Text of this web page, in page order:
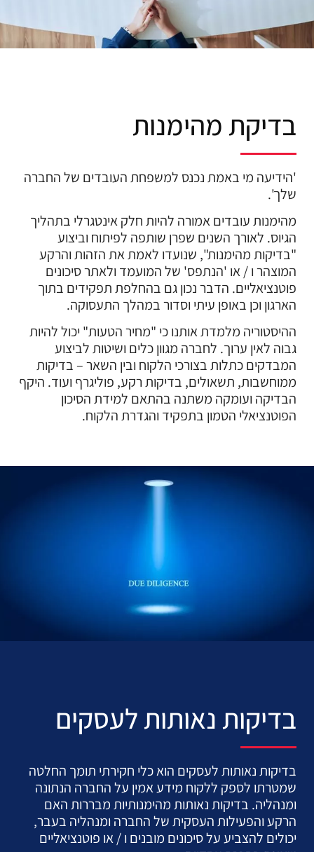
בדיקת מהימנות
'הידיעה מי באמת נכנס למשפחת העובדים של החברה
שלך'.
מהימנות עובדים אמורה להיות חלק אינטגרלי בתהליך
הגיוס. לאורך השנים שפרן שותפה לפיתוח וביצוע
"בדיקות מהימנות", שנועדו לאמת את הזהות והרקע
המוצהר ו / או 'הנתפס' של המועמד ולאתר סיכונים
פוטנציאליים. הדבר נכון גם בהחלפת תפקידים בתוך
הארגון וכן באופן עיתי וסדור במהלך התעסוקה.
ההיסטוריה מלמדת אותנו כי "מחיר הטעות" יכול להיות
גבוה לאין ערוך. לחברה מגוון כלים ושיטות לביצוע
המבדקים כתלות בצורכי הלקוח ובין השאר – בדיקות
ממוחשבות, תשאולים, בדיקות רקע, פוליגרף ועוד. היקף
הבדיקה ועומקה משתנה בהתאם למידת הסיכון
הפוטנציאלי הטמון בתפקיד והגדרת הלקוח.
בדיקות נאותות לעסקים
בדיקות נאותות לעסקים הוא כלי חקירתי תומך החלטה
שמטרתו לספק ללקוח מידע אמין על החברה הנתונה
ומנהליה. בדיקות נאותות מהימנותיות מבררות האם
הרקע והפעילות העסקית של החברה ומנהליה בעבר,
יכולים להצביע על סיכונים מובנים ו / או פוטנציאליים